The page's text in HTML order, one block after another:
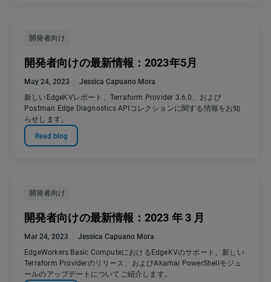
開発者向け
開発者向けの最新情報：2023年5月
May 24, 2023
Jessica Capuano Mora
新しいEdgeKVレポート、Terraform Provider 3.6.0、および
Postman Edge Diagnostics APIコレクションに関する情報をお知
らせします。
Read blog
開発者向け
開発者向けの最新情報：2023 年 3 月
Mar 24, 2023
Jessica Capuano Mora
EdgeWorkers Basic ComputeにおけるEdgeKVのサポート、新しい
Terraform Providerのリリース、およびAkamai PowerShellモジュ
ールのアップデートについてご紹介します。